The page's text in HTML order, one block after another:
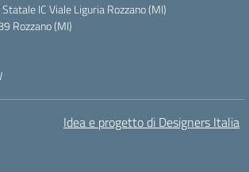
IC Viale Liguria Rozzano (MI)
Rozzano (MI)
Idea e progetto di Designers Italia